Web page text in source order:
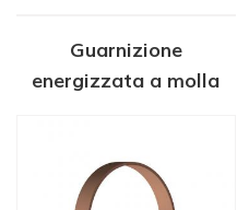
medici
Guarnizione
energizzata a molla